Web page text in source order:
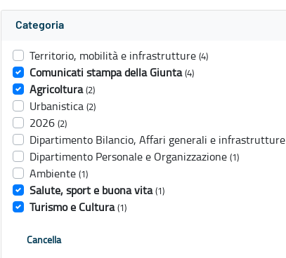
Categoria
Territorio, mobilità e infrastrutture (4)
Comunicati stampa della Giunta (4)
Agricoltura (2)
Urbanistica (2)
2026 (2)
Dipartimento Bilancio, Affari generali e infrastrutture
Dipartimento Personale e Organizzazione (1)
Ambiente (1)
Salute, sport e buona vita (1)
Turismo e Cultura (1)
Cancella